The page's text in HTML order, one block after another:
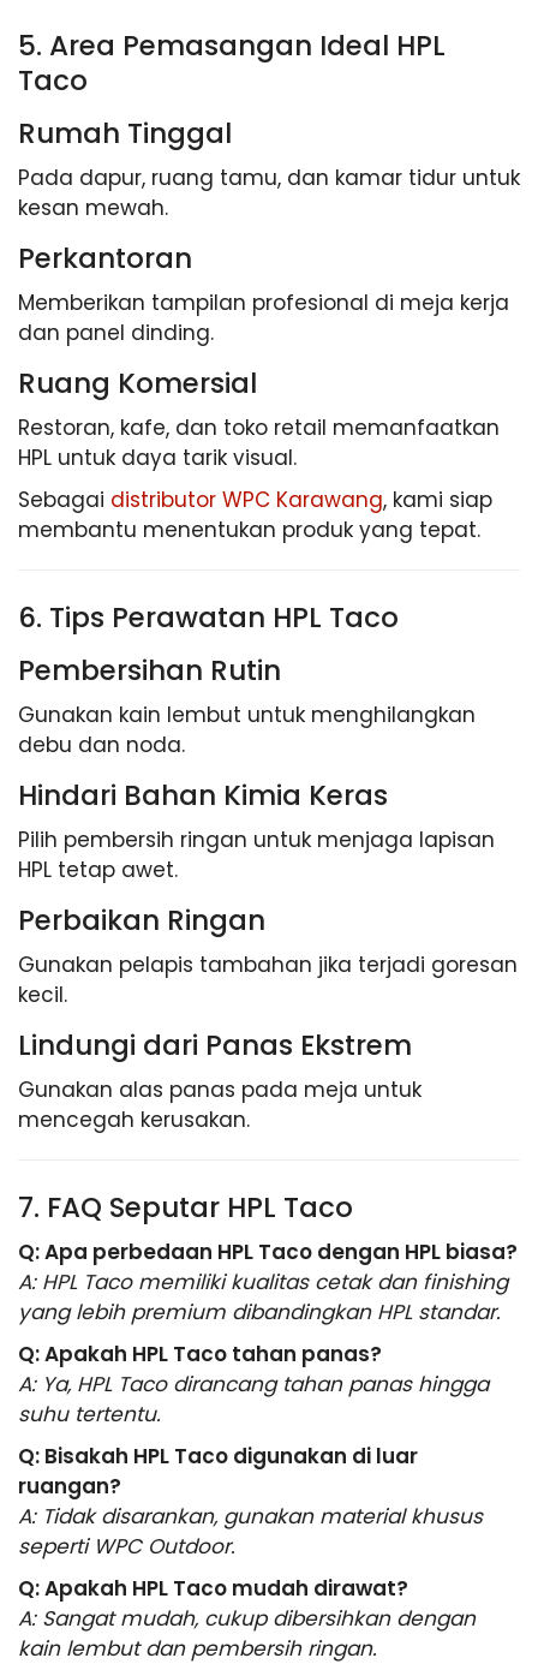
5. Area Pemasangan Ideal HPL
Taco
Rumah Tinggal
Pada dapur, ruang tamu, dan kamar tidur untuk
kesan mewah.
Perkantoran
Memberikan tampilan profesional di meja kerja
dan panel dinding.
Ruang Komersial
Restoran, kafe, dan toko retail memanfaatkan
HPL untuk daya tarik visual.
Sebagai distributor WPC Karawang, kami siap
membantu menentukan produk yang tepat.
6. Tips Perawatan HPL Taco
Pembersihan Rutin
Gunakan kain lembut untuk menghilangkan
debu dan noda.
Hindari Bahan Kimia Keras
Pilih pembersih ringan untuk menjaga lapisan
HPL tetap awet.
Perbaikan Ringan
Gunakan pelapis tambahan jika terjadi goresan
kecil.
Lindungi dari Panas Ekstrem
Gunakan alas panas pada meja untuk
mencegah kerusakan.
7. FAQ Seputar HPL Taco
Q: Apa perbedaan HPL Taco dengan HPL biasa?
A: HPL Taco memiliki kualitas cetak dan finishing
yang lebih premium dibandingkan HPL standar.
Q: Apakah HPL Taco tahan panas?
A: Ya, HPL Taco dirancang tahan panas hingga
suhu tertentu.
Q: Bisakah HPL Taco digunakan di luar
ruangan?
A: Tidak disarankan, gunakan material khusus
seperti WPC Outdoor.
Q: Apakah HPL Taco mudah dirawat?
A: Sangat mudah, cukup dibersihkan dengan
kain lembut dan pembersih ringan.